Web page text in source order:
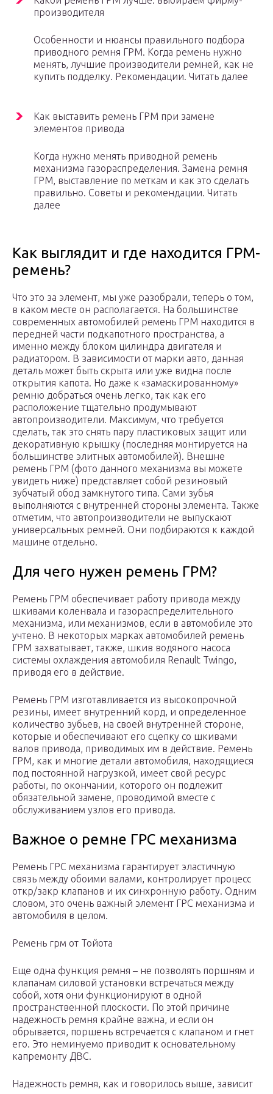
производителя
Особенности и нюансы правильного подбора
приводного ремня ГРМ. Когда ремень нужно
менять, лучшие производители ремней, как не
купить подделку. Рекомендации. Читать далее
Как выставить ремень ГРМ при замене
элементов привода
Когда нужно менять приводной ремень
механизма газораспределения. Замена ремня
ГРМ, выставление по меткам и как это сделать
правильно. Советы и рекомендации. Читать
далее
Как выглядит и где находится ГРМ-
ремень?
Что это за элемент, мы уже разобрали, теперь о том,
в каком месте он располагается. На большинстве
современных автомобилей ремень ГРМ находится в
передней части подкапотного пространства, а
именно между блоком цилиндра двигателя и
радиатором. В зависимости от марки авто, данная
деталь может быть скрыта или уже видна после
открытия капота. Но даже к «замаскированному»
ремню добраться очень легко, так как его
расположение тщательно продумывают
автопроизводители. Максимум, что требуется
сделать, так это снять пару пластиковых защит или
декоративную крышку (последняя монтируется на
большинстве элитных автомобилей). Внешне
ремень ГРМ (фото данного механизма вы можете
увидеть ниже) представляет собой резиновый
зубчатый обод замкнутого типа. Сами зубья
выполняются с внутренней стороны элемента. Также
отметим, что автопроизводители не выпускают
универсальных ремней. Они подбираются к каждой
машине отдельно.
Для чего нужен ремень ГРМ?
Ремень ГРМ обеспечивает работу привода между
шкивами коленвала и газораспределительного
механизма, или механизмов, если в автомобиле это
учтено. В некоторых марках автомобилей ремень
ГРМ захватывает, также, шкив водяного насоса
системы охлаждения автомобиля Renault Twingo,
приводя его в действие.
Ремень ГРМ изготавливается из высокопрочной
резины, имеет внутренний корд, и определенное
количество зубьев, на своей внутренней стороне,
которые и обеспечивают его сцепку со шкивами
валов привода, приводимых им в действие. Ремень
ГРМ, как и многие детали автомобиля, находящиеся
под постоянной нагрузкой, имеет свой ресурс
работы, по окончании, которого он подлежит
обязательной замене, проводимой вместе с
обслуживанием узлов его привода.
Важное о ремне ГРС механизма
Ремень ГРС механизма гарантирует эластичную
связь между обоими валами, контролирует процесс
откр/закр клапанов и их синхронную работу. Одним
словом, это очень важный элемент ГРС механизма и
автомобиля в целом.
Ремень грм от Тойота
Еще одна функция ремня – не позволять поршням и
клапанам силовой установки встречаться между
собой, хотя они функционируют в одной
пространственной плоскости. По этой причине
надежность ремня крайне важна, и если он
обрывается, поршень встречается с клапаном и гнет
его. Это неминуемо приводит к основательному
капремонту ДВС.
Надежность ремня, как и говорилось выше, зависит